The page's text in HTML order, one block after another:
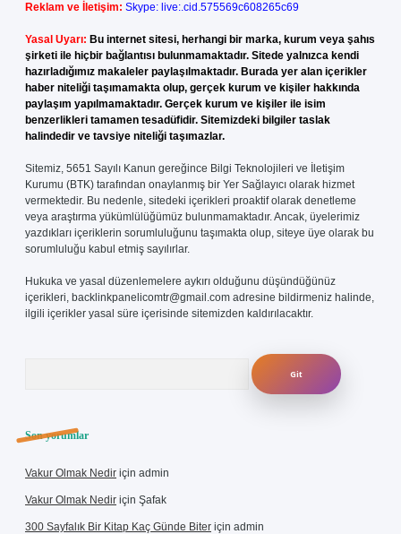
Reklam ve İletişim: Skype: live:.cid.575569c608265c69
Yasal Uyarı: Bu internet sitesi, herhangi bir marka, kurum veya şahıs
şirketi ile hiçbir bağlantısı bulunmamaktadır. Sitede yalnızca kendi
hazırladığımız makaleler paylaşılmaktadır. Burada yer alan içerikler
haber niteliği taşımamakta olup, gerçek kurum ve kişiler hakkında
paylaşım yapılmamaktadır. Gerçek kurum ve kişiler ile isim
benzerlikleri tamamen tesadüfidir. Sitemizdeki bilgiler taslak
halindedir ve tavsiye niteliği taşımazlar.
Sitemiz, 5651 Sayılı Kanun gereğince Bilgi Teknolojileri ve İletişim
Kurumu (BTK) tarafından onaylanmış bir Yer Sağlayıcı olarak hizmet
vermektedir. Bu nedenle, sitedeki içerikleri proaktif olarak denetleme
veya araştırma yükümlülüğümüz bulunmamaktadır. Ancak, üyelerimiz
yazdıkları içeriklerin sorumluluğunu taşımakta olup, siteye üye olarak bu
sorumluluğu kabul etmiş sayılırlar.
Hukuka ve yasal düzenlemelere aykırı olduğunu düşündüğünüz
içerikleri, backlinkpanelicomtr@gmail.com adresine bildirmeniz halinde,
ilgili içerikler yasal süre içerisinde sitemizden kaldırılacaktır.
Son yorumlar
Vakur Olmak Nedir için admin
Vakur Olmak Nedir için Şafak
300 Sayfalık Bir Kitap Kaç Günde Biter için admin